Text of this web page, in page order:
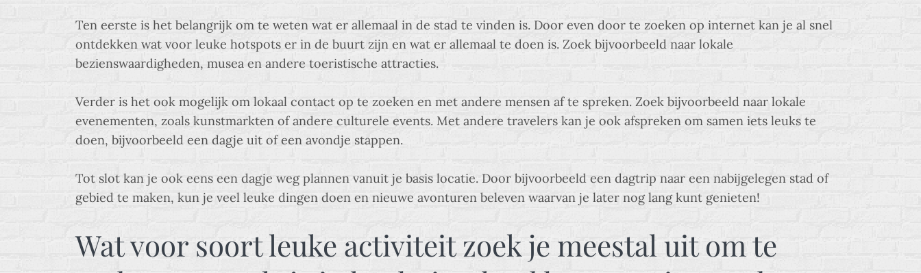
Ten eerste is het belangrijk om te weten wat er allemaal in de stad te vinden is. Door even door te zoeken op internet kan je al snel
ontdekken wat voor leuke hotspots er in de buurt zijn en wat er allemaal te doen is. Zoek bijvoorbeeld naar lokale
bezienswaardigheden, musea en andere toeristische attracties.
Verder is het ook mogelijk om lokaal contact op te zoeken en met andere mensen af te spreken. Zoek bijvoorbeeld naar lokale
evenementen, zoals kunstmarkten of andere culturele events. Met andere travelers kan je ook afspreken om samen iets leuks te
doen, bijvoorbeeld een dagje uit of een avondje stappen.
Tot slot kan je ook eens een dagje weg plannen vanuit je basis locatie. Door bijvoorbeeld een dagtrip naar een nabijgelegen stad of
gebied te maken, kun je veel leuke dingen doen en nieuwe avonturen beleven waarvan je later nog lang kunt genieten!
Wat voor soort leuke activiteit zoek je meestal uit om te